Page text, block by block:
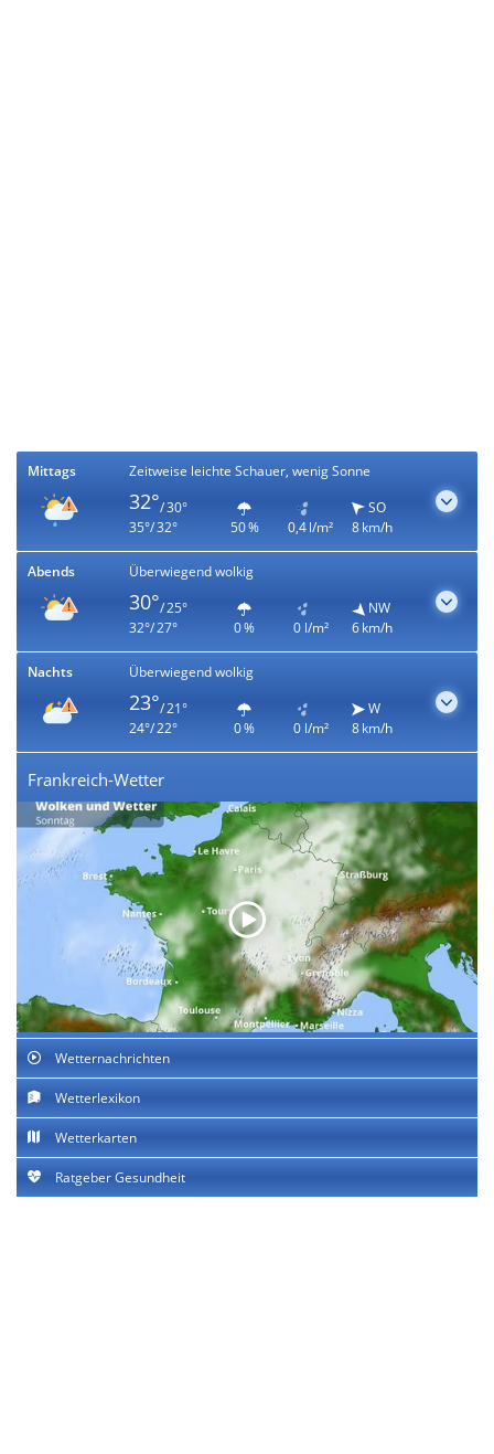
Mittags Zeitweise leichte Schauer, wenig Sonne
32°/ 30°
35°/ 32°
50 % 0,4 l/m²
SO
8 km/h
Abends Überwiegend wolkig
30°/ 25°
32°/ 27°
0 % 0 l/m²
NW
6 km/h
Nachts Überwiegend wolkig
23°/ 21°
24°/ 22°
0 % 0 l/m²
W
8 km/h
Frankreich-Wetter
Wetternachrichten
Wetterlexikon
Wetterkarten
Ratgeber Gesundheit